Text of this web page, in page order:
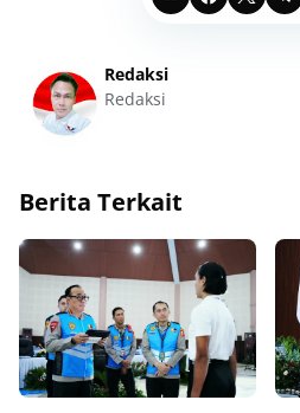
Redaksi
Redaksi
Berita Terkait